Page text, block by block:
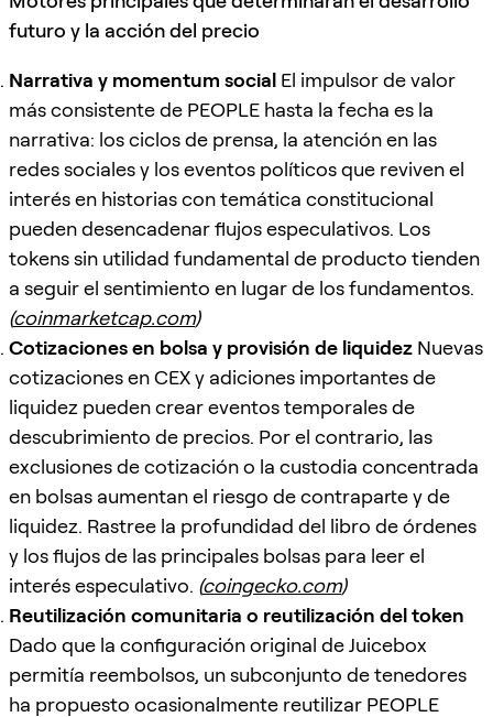
futuro y la acción del precio
Narrativa y momentum social El impulsor de valor
más consistente de PEOPLE hasta la fecha es la
narrativa: los ciclos de prensa, la atención en las
redes sociales y los eventos políticos que reviven el
interés en historias con temática constitucional
pueden desencadenar flujos especulativos. Los
tokens sin utilidad fundamental de producto tienden
a seguir el sentimiento en lugar de los fundamentos.
(coinmarketcap.com)
Cotizaciones en bolsa y provisión de liquidez Nuevas
cotizaciones en CEX y adiciones importantes de
liquidez pueden crear eventos temporales de
descubrimiento de precios. Por el contrario, las
exclusiones de cotización o la custodia concentrada
en bolsas aumentan el riesgo de contraparte y de
liquidez. Rastree la profundidad del libro de órdenes
y los flujos de las principales bolsas para leer el
interés especulativo. (coingecko.com)
Reutilización comunitaria o reutilización del token
Dado que la configuración original de Juicebox
permitía reembolsos, un subconjunto de tenedores
ha propuesto ocasionalmente reutilizar PEOPLE